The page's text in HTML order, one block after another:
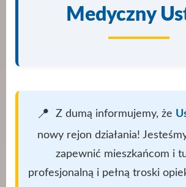
Medyczny
📍 Z dumą informujemy, że
nowy rejon działania!
zapewnić mieszkańcom i
profesjonalną i pełną troski